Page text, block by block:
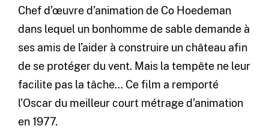
Chef d’œuvre d’animation de Co Hoedeman
dans lequel un bonhomme de sable demande à
ses amis de l’aider à construire un château afin
de se protéger du vent. Mais la tempête ne leur
facilite pas la tâche… Ce film a remporté
l’Oscar du meilleur court métrage d’animation
en 1977.